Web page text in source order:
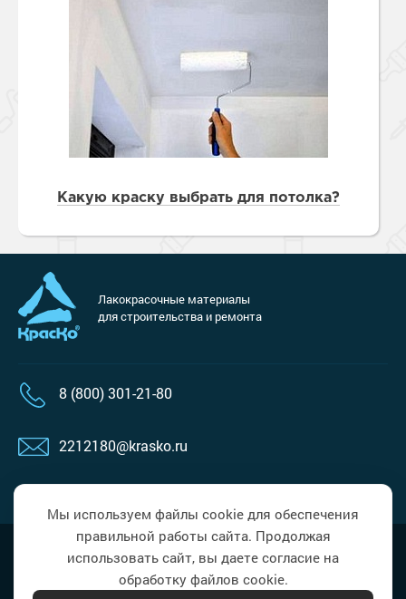
Какую краску выбрать для потолка?
Лакокрасочные материалы
для строительства и ремонта
8 (800) 301-21-80
2212180@krasko.ru
Политика в области обработки
персональных данных
Мы используем файлы cookie для обеспечения
правильной работы сайта. Продолжая
использовать сайт, вы даете согласие на
обработку файлов cookie.